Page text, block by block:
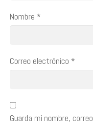
Nombre *
Correo electrónico *
Guarda mi nombre,